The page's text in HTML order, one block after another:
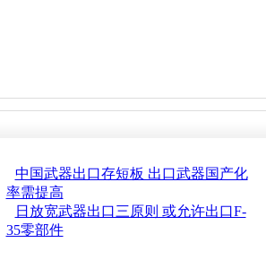
中国武器出口存短板 出口武器国产化
率需提高
日放宽武器出口三原则 或允许出口F-
35零部件